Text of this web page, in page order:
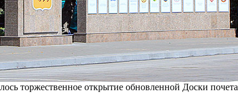
торжественное открытие обновленной Доски почета